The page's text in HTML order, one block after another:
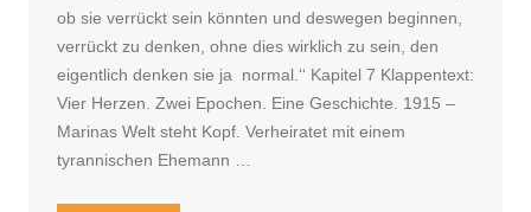
ob sie verrückt sein könnten und deswegen beginnen,
verrückt zu denken, ohne dies wirklich zu sein, den
eigentlich denken sie ja normal.‘‘ Kapitel 7 Klappentext:
Vier Herzen. Zwei Epochen. Eine Geschichte. 1915 –
Marinas Welt steht Kopf. Verheiratet mit einem
tyrannischen Ehemann …